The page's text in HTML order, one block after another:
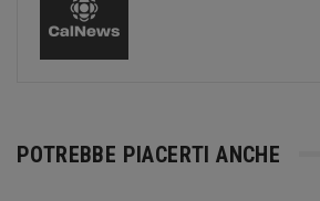
POTREBBE PIACERTI ANCHE